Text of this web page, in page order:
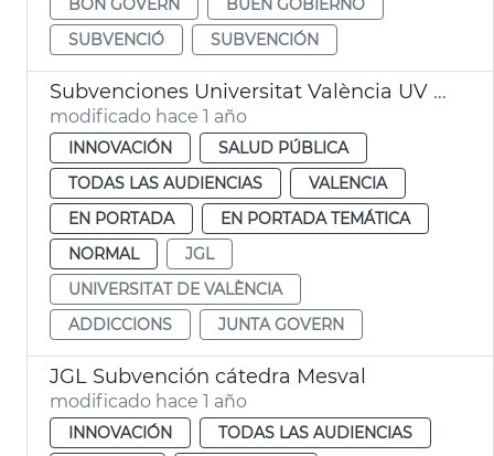
SUBVENCIÓ
SUBVENCIÓN
Subvenciones Universitat València UV adicciones
modificado hace 1 año
INNOVACIÓN
SALUD PÚBLICA
TODAS LAS AUDIENCIAS
VALENCIA
EN PORTADA
EN PORTADA TEMÁTICA
NORMAL
JGL
UNIVERSITAT DE VALÈNCIA
ADDICCIONS
JUNTA GOVERN
JGL Subvención cátedra Mesval
modificado hace 1 año
INNOVACIÓN
TODAS LAS AUDIENCIAS